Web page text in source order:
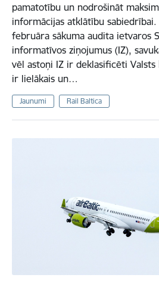
pamatotību un nodrošināt
informācijas atklātību sabiedrībai.
februāra sākuma audita ietvaros
informatīvos ziņojumus (IZ),
vēl astoņi IZ ir deklasificēti Valsts
ir lielākais un…
Jaunumi Rail Baltica